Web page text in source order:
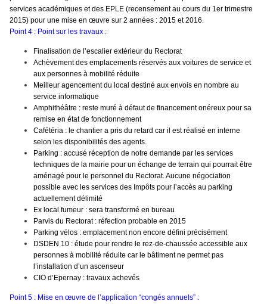
services académiques et des EPLE (recensement au cours du 1er trimestre
2015) pour une mise en œuvre sur 2 années : 2015 et 2016.
Point 4 : Point sur les travaux :
Finalisation de l’escalier extérieur du Rectorat
Achèvement des emplacements réservés aux voitures de service et
aux personnes à mobilité réduite
Meilleur agencement du local destiné aux envois en nombre au
service informatique
Amphithéâtre : reste muré à défaut de financement onéreux pour sa
remise en état de fonctionnement
Cafétéria : le chantier a pris du retard car il est réalisé en interne
selon les disponibilités des agents.
Parking : accusé réception de notre demande par les services
techniques de la mairie pour un échange de terrain qui pourrait être
aménagé pour le personnel du Rectorat. Aucune négociation
possible avec les services des Impôts pour l’accès au parking
actuellement délimité
Ex local fumeur : sera transformé en bureau
Parvis du Rectorat : réfection probable en 2015
Parking vélos : emplacement non encore défini précisément
DSDEN 10 : étude pour rendre le rez-de-chaussée accessible aux
personnes à mobilité réduite car le bâtiment ne permet pas
l’installation d’un ascenseur
CIO d’Epernay : travaux achevés
Point 5 : Mise en œuvre de l’application “congés annuels” :